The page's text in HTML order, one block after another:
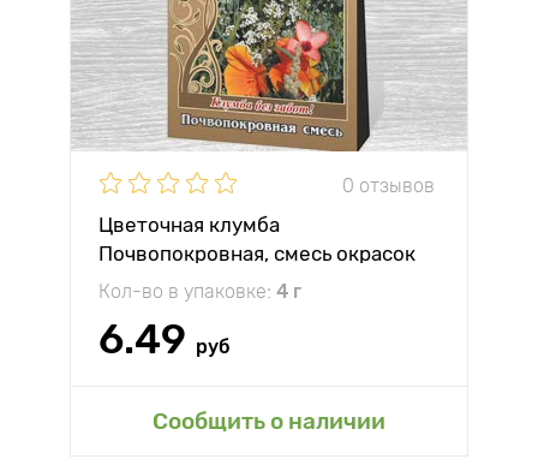
0 отзывов
Цветочная клумба
Почвопокровная, смесь окрасок
Кол-во в упаковке: 4 г
6.49 руб
Сообщить о наличии